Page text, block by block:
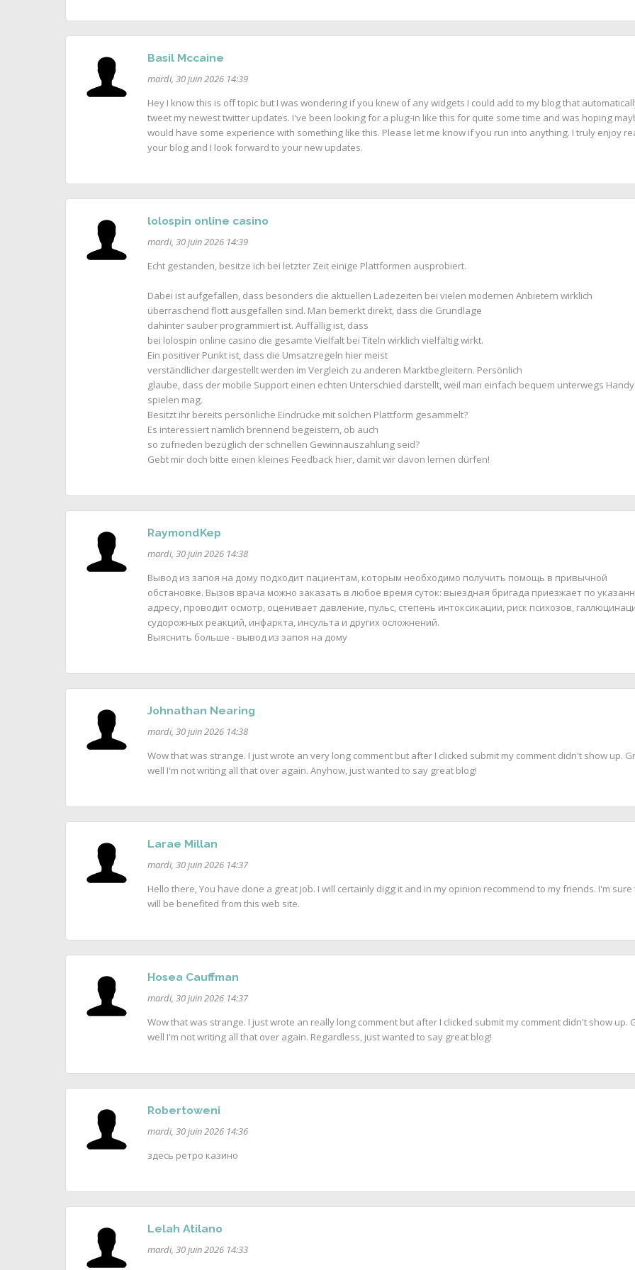
Basil Mccaine
mardi, 30 juin 2026 14:39
Hey I know this is off topic but I was wondering if you knew of any widgets I could add to my blog that
tweet my newest twitter updates. I've been looking for a plug-in like this for quite some time and was hoping
would have some experience with something like this. Please let me know if you run into anything. I truly enjoy
your blog and I look forward to your new updates.
lolospin online casino
mardi, 30 juin 2026 14:39
Echt gestanden, besitze ich bei letzter Zeit einige Plattformen ausprobiert.
Dabei ist aufgefallen, dass besonders die aktuellen Ladezeiten bei vielen modernen Anbietern wirklich
überraschend flott ausgefallen sind. Man bemerkt direkt, dass die Grundlage
dahinter sauber programmiert ist. Auffällig ist, dass
bei lolospin online casino die gesamte Vielfalt bei Titeln wirklich vielfältig wirkt.
Ein positiver Punkt ist, dass die Umsatzregeln hier meist
verständlicher dargestellt werden im Vergleich zu anderen Marktbegleitern. Persönlich
glaube, dass der mobile Support einen echten Unterschied darstellt, weil man einfach bequem unterwegs
spielen mag.
Besitzt ihr bereits persönliche Eindrücke mit solchen Plattform gesammelt?
Es interessiert nämlich brennend begeistern, ob auch
so zufrieden bezüglich der schnellen Gewinnauszahlung seid?
Gebt mir doch bitte einen kleines Feedback hier, damit wir davon lernen dürfen!
RaymondKep
mardi, 30 juin 2026 14:38
Вывод из запоя на дому подходит пациентам, которым необходимо получить помощь в привычной
обстановке. Вызов врача можно заказать в любое время суток: выездная бригада приезжает по
адресу, проводит осмотр, оценивает давление, пульс, степень интоксикации, риск психозов,
судорожных реакций, инфаркта, инсульта и других осложнений.
Выяснить больше - вывод из запоя на дому
Johnathan Nearing
mardi, 30 juin 2026 14:38
Wow that was strange. I just wrote an very long comment but after I clicked submit my comment didn't show up.
well I'm not writing all that over again. Anyhow, just wanted to say great blog!
Larae Millan
mardi, 30 juin 2026 14:37
Hello there, You have done a great job. I will certainly digg it and in my opinion recommend to my friends. I'm sure
will be benefited from this web site.
Hosea Cauffman
mardi, 30 juin 2026 14:37
Wow that was strange. I just wrote an really long comment but after I clicked submit my comment didn't show up.
well I'm not writing all that over again. Regardless, just wanted to say great blog!
Robertoweni
mardi, 30 juin 2026 14:36
здесь ретро казино
Lelah Atilano
mardi, 30 juin 2026 14:33